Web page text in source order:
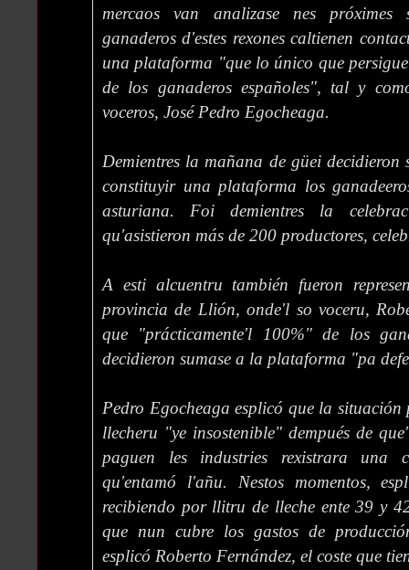
mercaos van analizase nes próximes
ganaderos d'estes rexones caltienen
una plataforma "que lo único que persigue
de los ganaderos españoles", tal y
voceros, José Pedro Egocheaga.
Demientres la mañana de güei
constituyir una plataforma los
asturiana. Foi demientres la
qu'asistieron más de 200 productores,
A esti alcuentru también fueron
provincia de Llión, onde'l so voceru,
que "prácticamente'l 100%" de los
decidieron sumase a la plataforma "pa
Pedro Egocheaga esplicó que la
llecheru "ye insostenible" dempués de
paguen les industries rexistrara una
qu'entamó l'añu. Nestos momentos,
recibiendo por llitru de lleche ente 39 y
que nun cubre los gastos de
esplicó Roberto Fernández, el coste que